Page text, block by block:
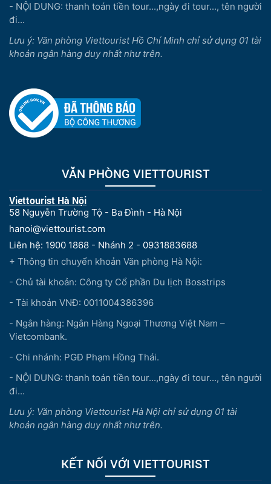
- NỘI DUNG: thanh toán tiền tour...,ngày đi tour..., tên người
đi...
Lưu ý: Văn phòng Viettourist Hồ Chí Minh chỉ sử dụng 01 tài
khoản ngân hàng duy nhất như trên.
VĂN PHÒNG VIETTOURIST
Viettourist Hà Nội
58 Nguyễn Trường Tộ - Ba Đình - Hà Nội
hanoi@viettourist.com
Liên hệ: 1900 1868 - Nhánh 2 - 0931883688
+ Thông tin chuyển khoản Văn phòng Hà Nội:
- Chủ tài khoản: Công ty Cổ phần Du lịch Bosstrips
- Tài khoản VNĐ: 0011004386396
- Ngân hàng: Ngân Hàng Ngoại Thương Việt Nam –
Vietcombank.
- Chi nhánh: PGĐ Phạm Hồng Thái.
- NỘI DUNG: thanh toán tiền tour...,ngày đi tour..., tên người
đi...
Lưu ý: Văn phòng Viettourist Hà Nội chỉ sử dụng 01 tài
khoản ngân hàng duy nhất như trên.
KẾT NỐI VỚI VIETTOURIST